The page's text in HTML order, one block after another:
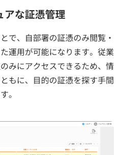
アな証憑管理
で、自部署の証憑のみ閲覧・
運用が可能になります。従業
みにアクセスできるため、情
もに、目的の証憑を探す手間
。